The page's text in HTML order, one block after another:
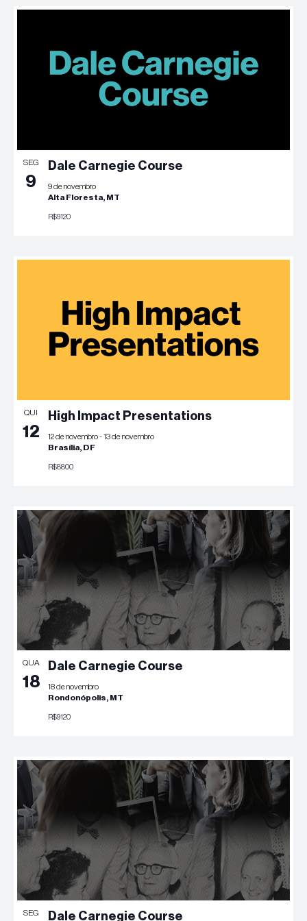
SEG
9
Dale Carnegie Course
9 de novembro
Alta Floresta, MT
R$9120
QUI
12
High Impact Presentations
12 de novembro-13 de novembro
Brasília, DF
R$8800
QUA
18
Dale Carnegie Course
18 de novembro
Rondonópolis, MT
R$9120
SEG Dale Carnegie Course